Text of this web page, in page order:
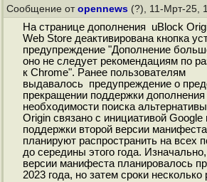
Сообщение от opennews (?), 11-Мрт-25,
На странице дополнения uBlock
Web Store деактивирована кнопка
предупреждение "Дополнение
оно не следует рекомендациям по
к Chrome". Ранее пользователям
выдавалось предупреждение о
прекращении поддержки
необходимости поиска
Origin связано с инициативой
поддержки второй версии
планируют распространить на всех
до середины этого года.
версии манифеста планировалось
2023 года, но затем сроки несколько